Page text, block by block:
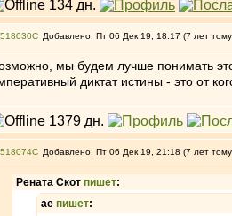
518030 Добавлено: Пт 06 Дек 19, 18:17 (7 лет
мы будем лучше понимать
диктат истины - это от
518074 Добавлено: Пт 06 Дек 19, 21:18 (7 лет
Рената Скот пишет:
ae пишет: